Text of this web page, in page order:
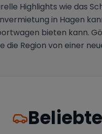
Highlights wie das
in Hagen
bieten kann.
die Region von einer